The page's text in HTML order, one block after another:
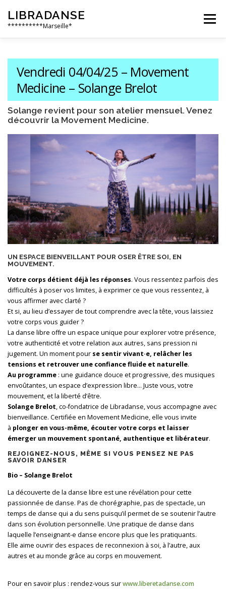
contenu
LIBRADANSE
**********Marseille*
Menu
QUI SOMMES NOUS LES DANSES LIBRES
EN PRATIQUE NOS ÉVÈNEMENTS
Vendredi 04/04/25 – Movement
Medicine – Solange Brelot
Solange revient pour son atelier mensuel. Venez
découvrir la Movement Medicine.
UN ESPACE BIENVEILLANT POUR OSER ÊTRE SOI, EN
MOUVEMENT.
Votre corps détient déjà les réponses. Vous ressentez parfois des
difficultés à poser vos limites, à exprimer ce que vous ressentez, à
vous affirmer avec clarté ?
Et si, au lieu d’essayer de tout comprendre avec la tête, vous laissiez
votre corps vous guider ?
La danse libre offre un espace unique pour explorer votre présence,
votre authenticité et votre relation aux autres, sans pression ni
jugement. Un moment pour se sentir vivant·e, relâcher les
tensions et retrouver une confiance fluide et naturelle.
Au programme : une guidance douce et progressive, des musiques
envoûtantes, un espace d’expression libre… Juste vous, votre
mouvement, et la liberté d’être.
Solange Brelot, co-fondatrice de Libradanse, vous accompagne avec
bienveillance. Certifiée en Movement Medicine, elle vous invite
à plonger en vous-même, écouter votre corps et laisser
émerger un mouvement spontané, authentique et libérateur.
REJOIGNEZ-NOUS, MÊME SI VOUS PENSEZ NE PAS
SAVOIR DANSER
Bio – Solange Brelot
La découverte de la danse libre est une révélation pour cette
passionnée de danse. Pas de chorégraphie, pas de spectacle, un
temps de danse qui a du sens puisqu’il permet de se soutenir l’autre
dans son évolution personnelle. Une pratique de danse dans
laquelle l’enseignant-e danse encore plus que les pratiquants.
Elle aime ouvrir des espaces de reconnexion à soi, à l’autre, aux
autres et au monde grâce au corps en mouvement.
Pour en savoir plus : rendez-vous surwww.liberetadanse.com